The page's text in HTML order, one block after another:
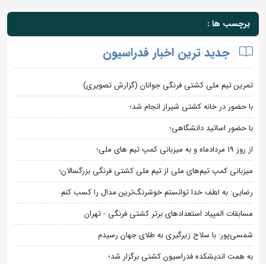
برچسب ها :
جدید ترین اخبار فدراسیون
تمرین تیم ملی کشتی فرنگی جوانان (گزارش تصویری)
با حضور در خانه کشتی شیراز انجام شد؛
با حضور اساتید دانشگاهی؛
از روز 19 مردادماه و به میزبانی کمپ تیم های ملی؛
میزبانی کمپ تیم‌های ملی از تیم ملی کشتی فرنگی بزرگسالان؛
رضایی: به لطف خدا توانستم خوشرنگ‌ترین مدال را کسب کنم
مسابقات المپیاد استعدادهای برتر کشتی فرنگی - تهران
شمسی‌پور: با سلاح زیرگیری به طلای جهان رسیدم
به همت اندیشکده فدراسیون کشتی برگزار شد؛